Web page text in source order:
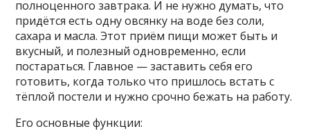
полноценного завтрака. И не нужно думать, что
придётся есть одну овсянку на воде без соли,
сахара и масла. Этот приём пищи может быть и
вкусный, и полезный одновременно, если
постараться. Главное — заставить себя его
готовить, когда только что пришлось встать с
тёплой постели и нужно срочно бежать на работу.
Его основные функции: